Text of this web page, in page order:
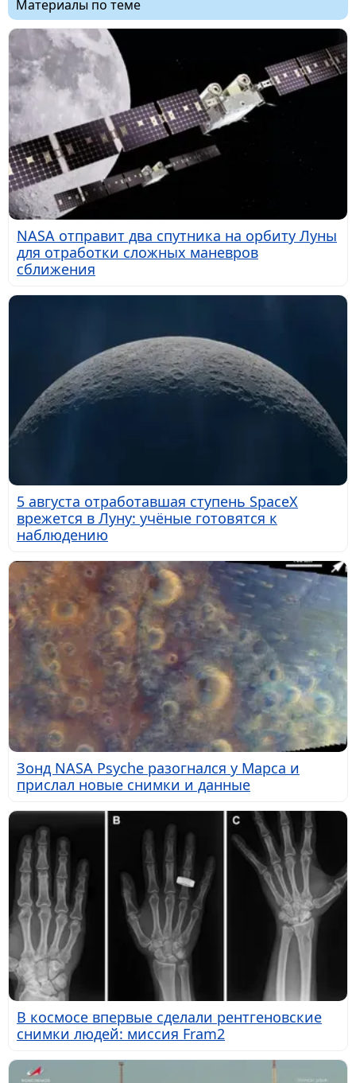
Материалы по теме
NASA отправит два спутника на орбиту Луны
для отработки сложных маневров
сближения
5 августа отработавшая ступень SpaceX
врежется в Луну: учёные готовятся к
наблюдению
Зонд NASA Psyche разогнался у Марса и
прислал новые снимки и данные
В космосе впервые сделали рентгеновские
снимки людей: миссия Fram2